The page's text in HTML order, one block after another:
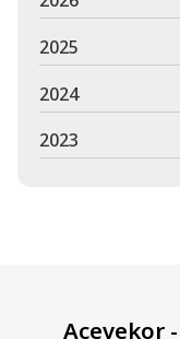
2025
2024
2023
Acevekor